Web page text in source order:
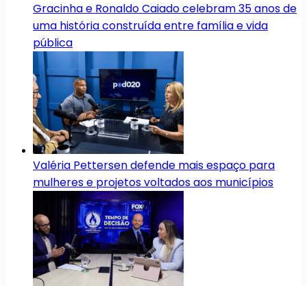
Gracinha e Ronaldo Caiado celebram 35 anos de
uma história construída entre família e vida
pública
Valéria Pettersen defende mais espaço para
mulheres e projetos voltados aos municípios